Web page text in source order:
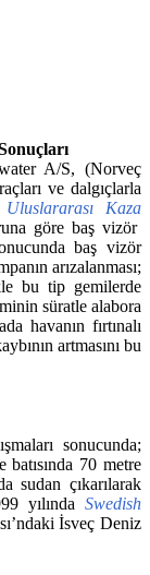
A/S, (Norveç
ve dalgıçlarla
Uluslararası Kaza
göre baş vizör
baş vizör
arızalanması;
bu tip gemilerde
süratle alabora
havanın fırtınalı
artmasını bu
sonucunda;
70 metre
sudan çıkarılarak
yılında Swedish
İsveç Deniz